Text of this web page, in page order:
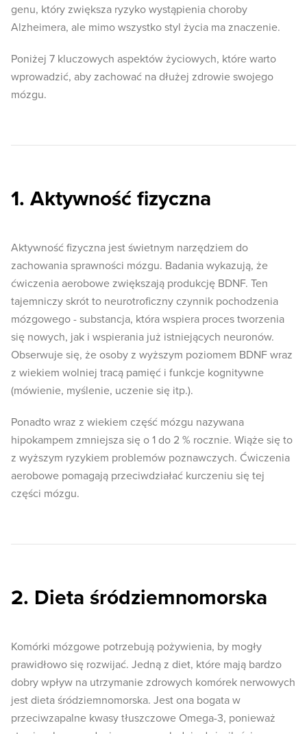
genu, który zwiększa ryzyko wystąpienia choroby
Alzheimera, ale mimo wszystko styl życia ma znaczenie.
Poniżej 7 kluczowych aspektów życiowych, które warto
wprowadzić, aby zachować na dłużej zdrowie swojego
mózgu.
1. Aktywność fizyczna
Aktywność fizyczna jest świetnym narzędziem do
zachowania sprawności mózgu. Badania wykazują, że
ćwiczenia aerobowe zwiększają produkcję BDNF. Ten
tajemniczy skrót to neurotroficzny czynnik pochodzenia
mózgowego - substancja, która wspiera proces tworzenia
się nowych, jak i wspierania już istniejących neuronów.
Obserwuje się, że osoby z wyższym poziomem BDNF wraz
z wiekiem wolniej tracą pamięć i funkcje kognitywne
(mówienie, myślenie, uczenie się itp.).
Ponadto wraz z wiekiem część mózgu nazywana
hipokampem zmniejsza się o 1 do 2 % rocznie. Wiąże się to
z wyższym ryzykiem problemów poznawczych. Ćwiczenia
aerobowe pomagają przeciwdziałać kurczeniu się tej
części mózgu.
2. Dieta śródziemnomorska
Komórki mózgowe potrzebują pożywienia, by mogły
prawidłowo się rozwijać. Jedną z diet, które mają bardzo
dobry wpływ na utrzymanie zdrowych komórek nerwowych
jest dieta śródziemnomorska. Jest ona bogata w
przeciwzapalne kwasy tłuszczowe Omega-3, ponieważ